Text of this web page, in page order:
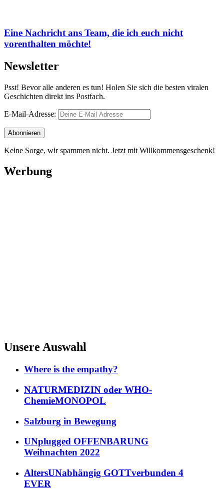
Eine Nachricht ans Team, die ich euch nicht
vorenthalten möchte!
Newsletter
Psst! Bevor alle anderen es tun! Holen Sie sich die besten viralen
Geschichten direkt ins Postfach.
E-Mail-Adresse:
Keine Sorge, wir spammen nicht. Jetzt mit Willkommensgeschenk!
Werbung
Unsere Auswahl
Where is the empathy?
NATURMEDIZIN oder WHO-
ChemieMONOPOL
Salzburg in Bewegung
UNplugged OFFENBARUNG
Weihnachten 2022
AltersUNabhängig GOTTverbunden 4
EVER